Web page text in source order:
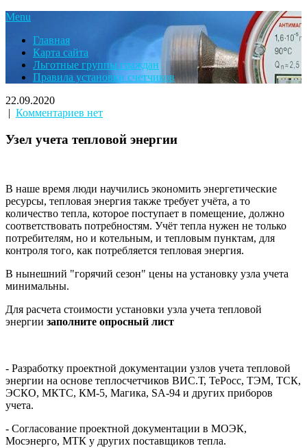
Menu
Главная
Карта сайта
Льготные группы граждан
Правила установки счетчиков
22.09.2020
| Комментариев нет
Узел учета тепловой энергии
В наше время люди научились экономить энергетические
ресурсы, тепловая энергия также требует учёта, а то
количество тепла, которое поступает в помещение, должно
соответствовать потребностям. Учёт тепла нужен не только
потребителям, но и котельным, и тепловым пунктам, для
контроля того, как потребляется тепловая энергия.
В нынешний "горячий сезон" цены на установку узла учета
минимальны.
Для расчета стоимости установки узла учета тепловой
энергии заполните опросный лист
- Разработку проектной документации узлов учета тепловой
энергии на основе теплосчетчиков ВИС.Т, ТеРосс, ТЭМ, ТСК,
ЭСКО, МКТС, КМ-5, Магика, SA-94 и других приборов
учета.
- Согласование проектной документации в МОЭК,
Мосэнерго, МТК у других поставщиков тепла.